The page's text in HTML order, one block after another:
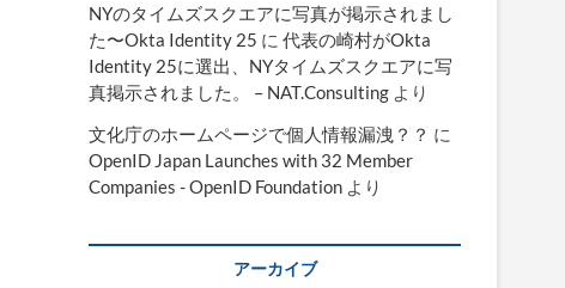
NYのタイムズスクエアに写真が掲示されまし
た〜Okta Identity 25 に 代表の崎村がOkta
Identity 25に選出、NYタイムズスクエアに写
真掲示されました。 – NAT.Consulting より
文化庁のホームページで個人情報漏洩？？ に
OpenID Japan Launches with 32 Member
Companies - OpenID Foundation より
アーカイブ